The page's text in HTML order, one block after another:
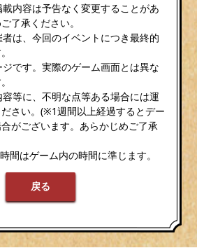
容は予告なく変更することがあ
了承ください。
、今回のイベントにつき最終的
す。実際のゲーム画面とは異な
に、不明な点等ある場合には運
さい。(※1週間以上経過するとデー
がございます。あらかじめご了承
はゲーム内の時間に準じます。
戻る